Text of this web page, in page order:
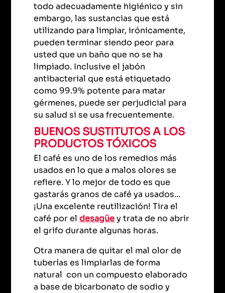
todo adecuadamente higiénico y sin
embargo, las sustancias que está
utilizando para limpiar, irónicamente,
pueden terminar siendo peor para
usted que un baño que no se ha
limpiado. Inclusive el jabón
antibacterial que está etiquetado
como 99.9% potente para matar
gérmenes, puede ser perjudicial para
su salud si se usa frecuentemente.
BUENOS SUSTITUTOS A LOS
PRODUCTOS TÓXICOS
El café es uno de los remedios más
usados en lo que a malos olores se
refiere. Y lo mejor de todo es que
gastarás granos de café ya usados…
¡Una excelente reutilización! Tira el
café por eldesagüey trata de no abrir
el grifo durante algunas horas.
Otra manera de quitar el mal olor de
tuberías es limpiarlas de forma
natural con un compuesto elaborado
a base de bicarbonato de sodio y